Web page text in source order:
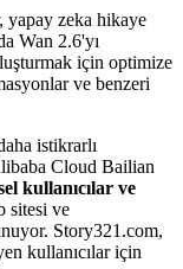
yapay zeka hikaye
Wan 2.6'yı
için optimize
ve benzeri
istikrarlı
Cloud Bailian
kullanıcılar ve
sitesi ve
Story321.com,
kullanıcılar için